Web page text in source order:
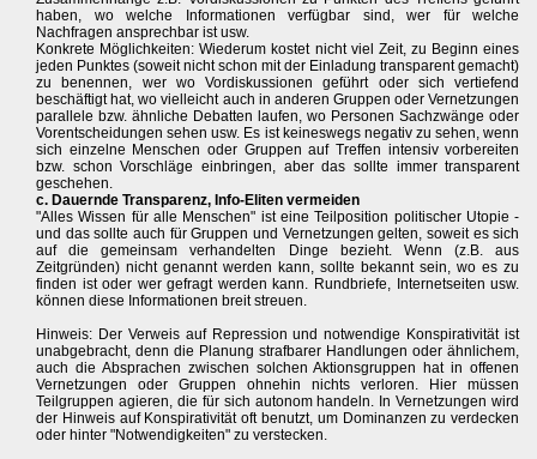
haben, wo welche Informationen verfügbar sind, wer für welche
Nachfragen ansprechbar ist usw.
Konkrete Möglichkeiten: Wiederum kostet nicht viel Zeit, zu Beginn eines
jeden Punktes (soweit nicht schon mit der Einladung transparent gemacht)
zu benennen, wer wo Vordiskussionen geführt oder sich vertiefend
beschäftigt hat, wo vielleicht auch in anderen Gruppen oder Vernetzungen
parallele bzw. ähnliche Debatten laufen, wo Personen Sachzwänge oder
Vorentscheidungen sehen usw. Es ist keineswegs negativ zu sehen, wenn
sich einzelne Menschen oder Gruppen auf Treffen intensiv vorbereiten
bzw. schon Vorschläge einbringen, aber das sollte immer transparent
geschehen.
c. Dauernde Transparenz, Info-Eliten vermeiden
"Alles Wissen für alle Menschen" ist eine Teilposition politischer Utopie -
und das sollte auch für Gruppen und Vernetzungen gelten, soweit es sich
auf die gemeinsam verhandelten Dinge bezieht. Wenn (z.B. aus
Zeitgründen) nicht genannt werden kann, sollte bekannt sein, wo es zu
finden ist oder wer gefragt werden kann. Rundbriefe, Internetseiten usw.
können diese Informationen breit streuen.
Hinweis: Der Verweis auf Repression und notwendige Konspirativität ist
unabgebracht, denn die Planung strafbarer Handlungen oder ähnlichem,
auch die Absprachen zwischen solchen Aktionsgruppen hat in offenen
Vernetzungen oder Gruppen ohnehin nichts verloren. Hier müssen
Teilgruppen agieren, die für sich autonom handeln. In Vernetzungen wird
der Hinweis auf Konspirativität oft benutzt, um Dominanzen zu verdecken
oder hinter "Notwendigkeiten" zu verstecken.